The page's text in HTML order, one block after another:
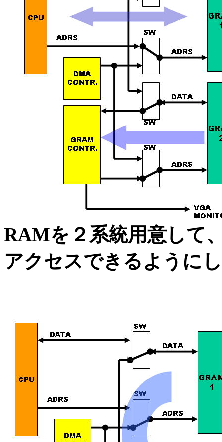
RAMを２系統用意して
アクセスできるように